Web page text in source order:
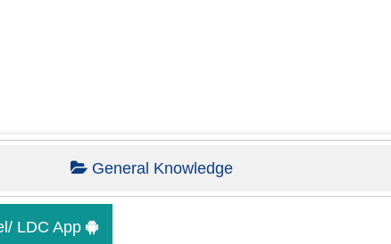
General Knowledge
LDC App